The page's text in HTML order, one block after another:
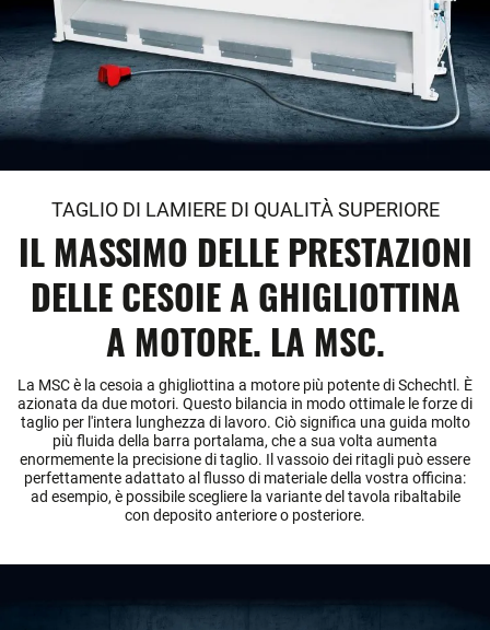
TAGLIO DI LAMIERE DI QUALITÀ SUPERIORE
IL MASSIMO DELLE PRESTAZIONI
DELLE CESOIE A GHIGLIOTTINA
A MOTORE. LA MSC.
La MSC è la cesoia a ghigliottina a motore più potente di Schechtl. È
azionata da due motori. Questo bilancia in modo ottimale le forze di
taglio per l'intera lunghezza di lavoro. Ciò significa una guida molto
più fluida della barra portalama, che a sua volta aumenta
enormemente la precisione di taglio. Il vassoio dei ritagli può essere
perfettamente adattato al flusso di materiale della vostra officina:
ad esempio, è possibile scegliere la variante del tavola ribaltabile
con deposito anteriore o posteriore.